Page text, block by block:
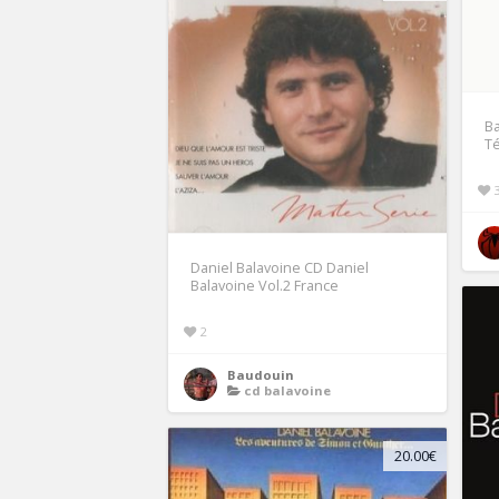
3
Daniel Balavoine CD Daniel
Balavoine Vol.2 France
2
Baudouin
cd balavoine
20.00€